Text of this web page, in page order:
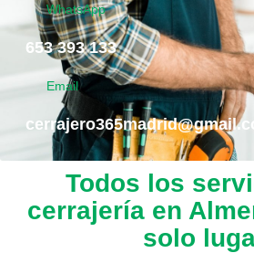
WhatsApp
653 393 133
Email
Todos los
cerrajería en
solo